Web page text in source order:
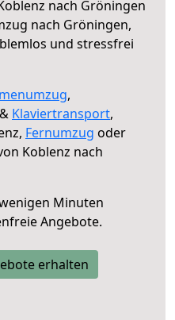
nach Gröningen
nach Gröningen,
und stressfrei
,
Klaviertransport,
Fernumzug oder
Koblenz nach
Minuten
Angebote.
erhalten